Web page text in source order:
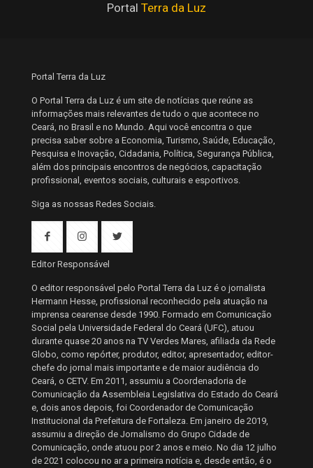
Portal Terra da Luz
Portal Terra da Luz
O Portal Terra da Luz é um site de notícias que reúne as
informações mais relevantes de tudo o que acontece no
Ceará, no Brasil e no Mundo. Aqui você encontra o que
precisa saber sobre a Economia, Turismo, Saúde, Educação,
Pesquisa e Inovação, Cidadania, Política, Segurança Pública,
além dos principais encontros de negócios, capacitação
profissional, eventos sociais, culturais e esportivos.
Siga as nossas Redes Sociais.
Editor Responsável
O editor responsável pelo Portal Terra da Luz é o jornalista
Hermann Hesse, profissional reconhecido pela atuação na
imprensa cearense desde 1990. Formado em Comunicação
Social pela Universidade Federal do Ceará (UFC), atuou
durante quase 20 anos na TV Verdes Mares, afiliada da Rede
Globo, como repórter, produtor, editor, apresentador, editor-
chefe do jornal mais importante e de maior audiência do
Ceará, o CETV. Em 2011, assumiu a Coordenadoria de
Comunicação da Assembleia Legislativa do Estado do Ceará
e, dois anos depois, foi Coordenador de Comunicação
Institucional da Prefeitura de Fortaleza. Em janeiro de 2019,
assumiu a direção de Jornalismo do Grupo Cidade de
Comunicação, onde atuou por 2 anos e meio. No dia 12 julho
de 2021 colocou no ar a primeira notícia e, desde então, é o